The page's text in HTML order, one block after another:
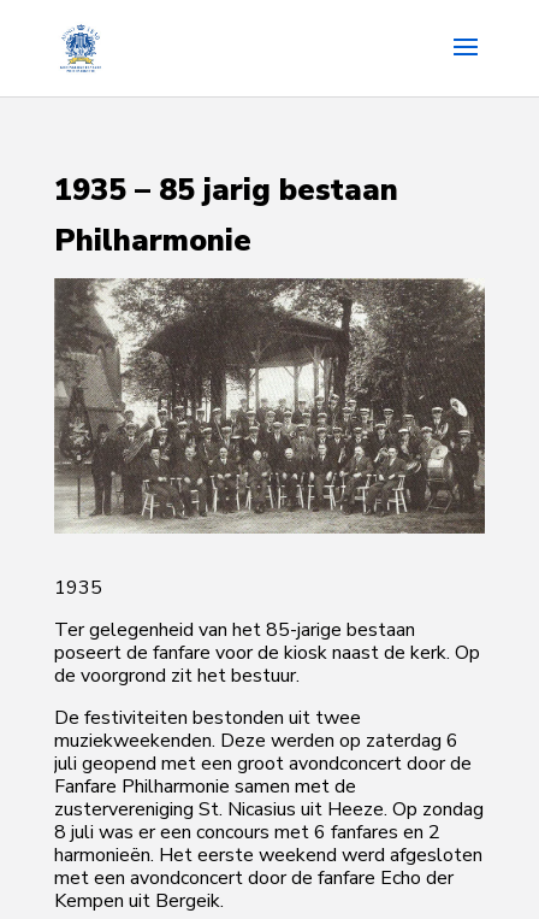
1935 – 85 jarig bestaan
Philharmonie
1935
Ter gelegenheid van het 85-jarige bestaan
poseert de fanfare voor de kiosk naast de kerk. Op
de voorgrond zit het bestuur.
De festiviteiten bestonden uit twee
muziekweekenden. Deze werden op zaterdag 6
juli geopend met een groot avondconcert door de
Fanfare Philharmonie samen met de
zustervereniging St. Nicasius uit Heeze. Op zondag
8 juli was er een concours met 6 fanfares en 2
harmonieën. Het eerste weekend werd afgesloten
met een avondconcert door de fanfare Echo der
Kempen uit Bergeik.